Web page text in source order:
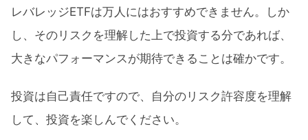
レバレッジETFは万人にはおすすめできません。しか
し、そのリスクを理解した上で投資する分であれば、
大きなパフォーマンスが期待できることは確かです。
投資は自己責任ですので、自分のリスク許容度を理解
して、投資を楽しんでください。